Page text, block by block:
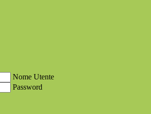
Nome Utente
Password